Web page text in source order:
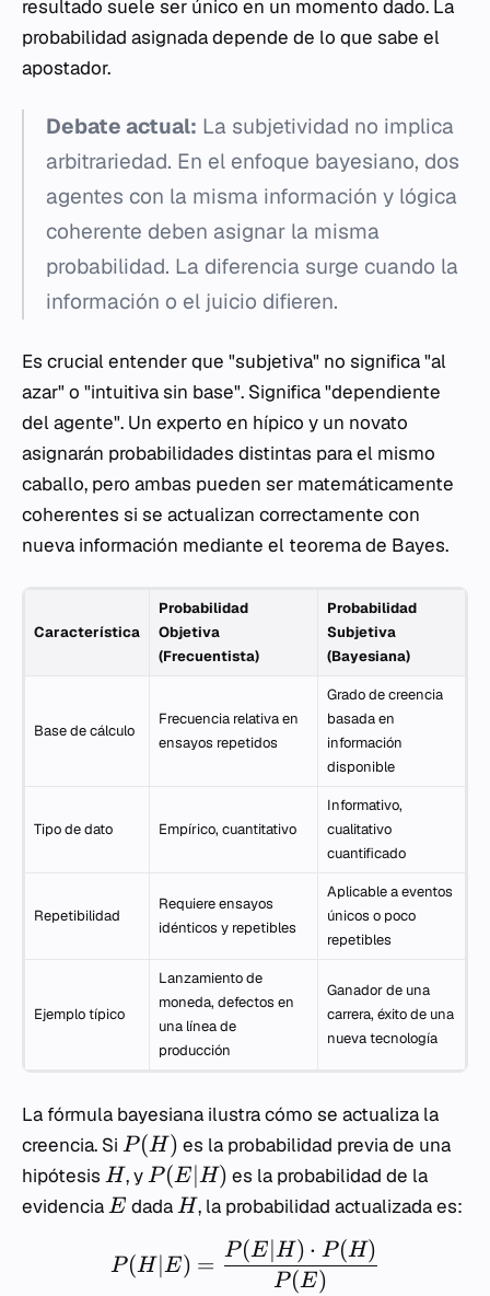
resultado suele ser único en un momento dado. La
probabilidad asignada depende de lo que sabe el
apostador.
Debate actual: La subjetividad no implica
arbitrariedad. En el enfoque bayesiano, dos
agentes con la misma información y lógica
coherente deben asignar la misma
probabilidad. La diferencia surge cuando la
información o el juicio difieren.
Es crucial entender que "subjetiva" no significa "al
azar" o "intuitiva sin base". Significa "dependiente
del agente". Un experto en hípico y un novato
asignarán probabilidades distintas para el mismo
caballo, pero ambas pueden ser matemáticamente
coherentes si se actualizan correctamente con
nueva información mediante el teorema de Bayes.
Característica
Probabilidad
Objetiva
(Frecuentista)
Probabilidad
Subjetiva
(Bayesiana)
Base de cálculo
Frecuencia relativa en
ensayos repetidos
Grado de creencia
basada en
información
disponible
Tipo de dato Empírico, cuantitativo
Informativo,
cualitativo
cuantificado
Repetibilidad
Requiere ensayos
idénticos y repetibles
Aplicable a eventos
únicos o poco
repetibles
Ejemplo típico
Lanzamiento de
moneda, defectos en
una línea de
producción
Ganador de una
carrera, éxito de una
nueva tecnología
La fórmula bayesiana ilustra cómo se actualiza la
creencia. Si P( H) es la probabilidad previa de una
hipótesis H, y P( E∣ H) es la probabilidad de la
evidencia E dadaH, la probabilidad actualizada es:
P(H∣E) =
P(E)
P(E∣H) ⋅ P(H)